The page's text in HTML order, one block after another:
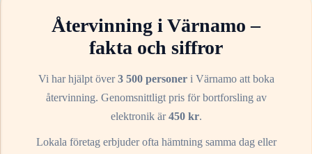
Återvinning iVärnamo –
fakta och siffror
Vi har hjälpt över3 500 personeri Värnamoatt boka
återvinning. Genomsnittligt pris för bortforsling av
elektronikär450kr.
Lokala företag erbjuder ofta hämtning samma dag eller